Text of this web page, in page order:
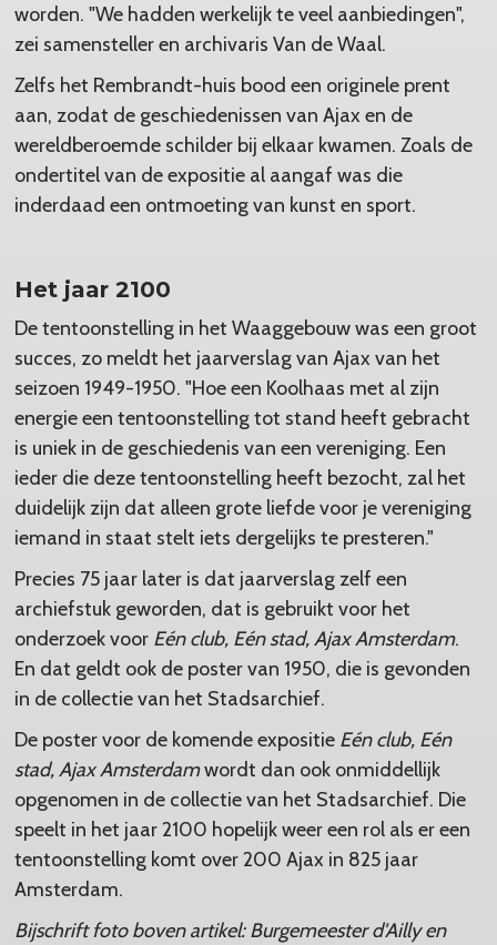
worden. "We hadden werkelijk te veel aanbiedingen",
zei samensteller en archivaris Van de Waal.
Zelfs het Rembrandt-huis bood een originele prent
aan, zodat de geschiedenissen van Ajax en de
wereldberoemde schilder bij elkaar kwamen. Zoals de
ondertitel van de expositie al aangaf was die
inderdaad een ontmoeting van kunst en sport.
Het jaar 2100
De tentoonstelling in het Waaggebouw was een groot
succes, zo meldt het jaarverslag van Ajax van het
seizoen 1949-1950. "Hoe een Koolhaas met al zijn
energie een tentoonstelling tot stand heeft gebracht
is uniek in de geschiedenis van een vereniging. Een
ieder die deze tentoonstelling heeft bezocht, zal het
duidelijk zijn dat alleen grote liefde voor je vereniging
iemand in staat stelt iets dergelijks te presteren."
Precies 75 jaar later is dat jaarverslag zelf een
archiefstuk geworden, dat is gebruikt voor het
onderzoek voor Eén club, Eén stad, Ajax Amsterdam.
En dat geldt ook de poster van 1950, die is gevonden
in de collectie van het Stadsarchief.
De poster voor de komende expositie Eén club, Eén
stad, Ajax Amsterdamwordt dan ook onmiddellijk
opgenomen in de collectie van het Stadsarchief. Die
speelt in het jaar 2100 hopelijk weer een rol als er een
tentoonstelling komt over 200 Ajax in 825 jaar
Amsterdam.
Bijschrift foto boven artikel: Burgemeester d'Ailly en